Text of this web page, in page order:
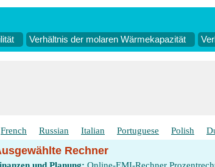
Verhältnis der molaren Wärmekapazität
French Russian Italian Portuguese Polish
Rechner